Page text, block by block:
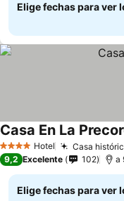
Elige fechas para ver
4 EstrellasHotel Casa
Casa En La
9,2 Excelente 102 a
Elige fechas para ver